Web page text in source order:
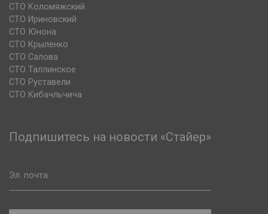
СТО Коломяжский
СТО Ириновский
СТО Юнона
СТО Крыленко
СТО Салова
СТО Таллинское
СТО Руставели
СТО Кибачльчича
Подпишитесь на новости «Стайер»
Эл. почта